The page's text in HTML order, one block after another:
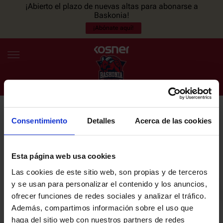
Consentimiento Detalles Acerca de las cookies
Esta página web usa cookies
Las cookies de este sitio web, son propias y de terceros
y se usan para personalizar el contenido y los anuncios,
ofrecer funciones de redes sociales y analizar el tráfico.
Además, compartimos información sobre el uso que
haga del sitio web con nuestros partners de redes
¡Abierto el plazo de nuevas altas para abonarse a
Baskonia!
¡Abónate aquí!
ES EU
NOTICIAS
PLANTILLA
ENTRADAS
NEWSLETTER
últimas noticias y promociones del club.
Email
He leído y acepto laPolítica de privacidaddel SASKI BASKONIA